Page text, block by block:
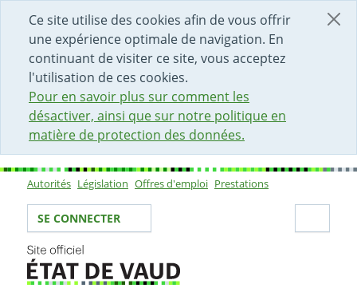
Ce site utilise des cookies afin de vous offrir
une expérience optimale de navigation. En
continuant de visiter ce site, vous acceptez
l'utilisation de ces cookies.
Pour en savoir plus sur comment les
désactiver, ainsi que sur notre politique en
matière de protection des données.
DÉBUT DU CONTENU DE LA PAGE
ACCÈS AU CHAMP DE RECHERCHE
PAGE D'ACCUEIL
FORMULAIRE DE CONTACT
Sous-navigation
Autorités Législation Offres d'emploi Prestations
Votre identité
SE CONNECTER